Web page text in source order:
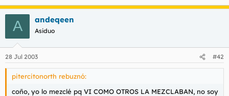
A andeqeen
Asiduo
28 Jul 2003 #42
pitercitonorth rebuznó:
coño, yo lo mezclé pq VI COMO OTROS LA MEZCLABAN, no soy